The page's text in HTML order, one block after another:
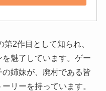
第2作目として知られ、
魅了しています。ゲー
姉妹が、廃村である皆
リーを持っています。